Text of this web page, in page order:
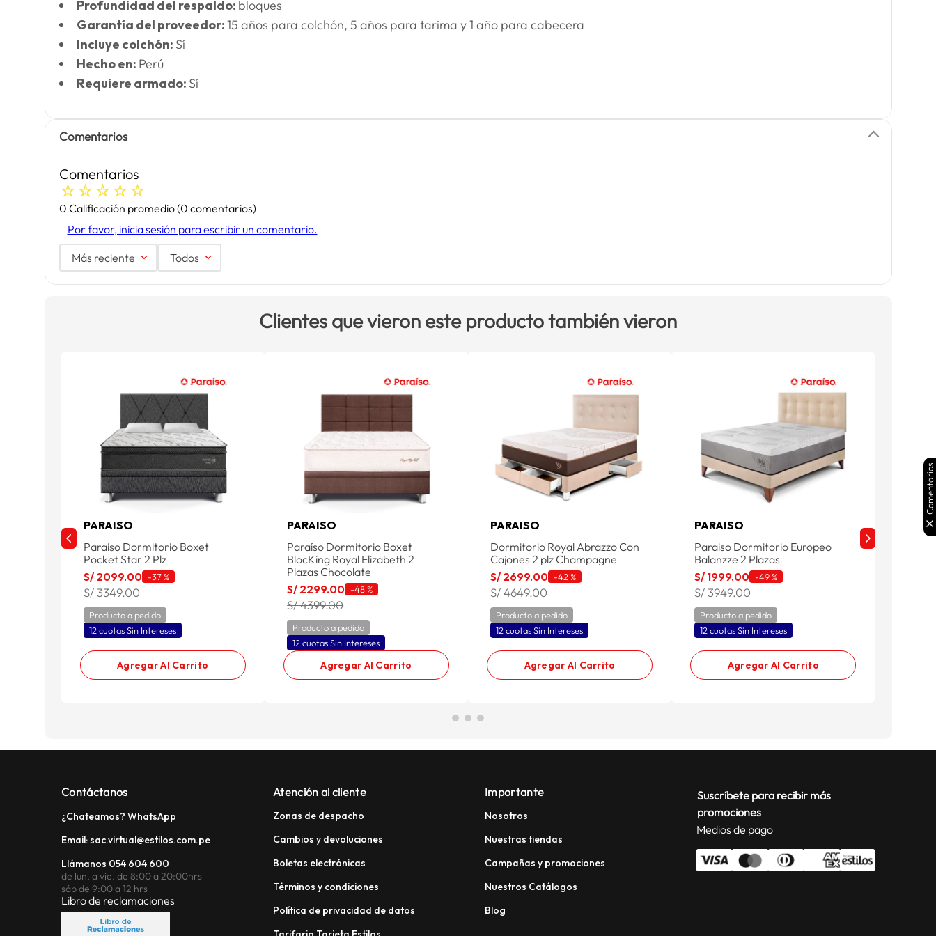
Profundidad del respaldo: bloques
Garantía del proveedor:15 años para colchón, 5 años para tarima y 1 año para cabecera
Incluye colchón: Sí
Hecho en: Perú
Requiere armado: Sí
Comentarios
Comentarios
☆☆☆☆☆
0 Calificación promedio(0 comentarios)
Por favor, inicia sesión para escribir un comentario.
Más reciente Todos
Clientes que vieron este producto también vieron
PARAISO
Paraiso Dormitorio Boxet
Pocket Star 2 Plz
S/ 2099.00 -37 %
S/ 3349.00
Producto a pedido
12 cuotas Sin Intereses
Agregar Al Carrito
PARAISO
Paraíso Dormitorio Boxet
BlocKing Royal Elizabeth 2
Plazas Chocolate
S/ 2299.00 -48 %
S/ 4399.00
Producto a pedido
12 cuotas Sin Intereses
Agregar Al Carrito
PARAISO
Dormitorio Royal Abrazzo Con
Cajones 2 plz Champagne
S/ 2699.00 -42 %
S/ 4649.00
Producto a pedido
12 cuotas Sin Intereses
Agregar Al Carrito
PARAISO
Paraiso Dormitorio Europeo
Balanzze 2 Plazas
S/ 1999.00 -49 %
S/ 3949.00
Producto a pedido
12 cuotas Sin Intereses
Agregar Al Carrito
Contáctanos
¿Chateamos? WhatsApp
Email: sac.virtual@estilos.com.pe
Llámanos 054 604 600
de lun. a vie. de 8:00 a 20:00hrs
sáb de 9:00 a 12 hrs
Libro de reclamaciones
Atención al cliente
Zonas de despacho
Cambios y devoluciones
Boletas electrónicas
Términos y condiciones
Política de privacidad de datos
Importante
Nosotros
Nuestras tiendas
Campañas y promociones
Nuestros Catálogos
Blog
Suscríbete para recibir más
promociones
Medios de pago
Comentarios